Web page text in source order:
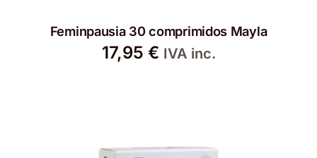
Feminpausia 30 comprimidos Mayla
17,95 € IVA inc.